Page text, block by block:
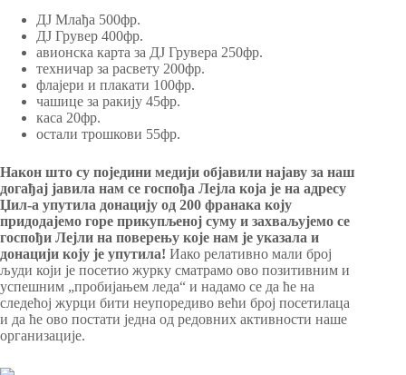
ДЈ Млађа 500фр.
ДЈ Грувер 400фр.
авионска карта за ДЈ Грувера 250фр.
техничар за расвету 200фр.
флајери и плакати 100фр.
чашице за ракију 45фр.
каса 20фр.
остали трошкови 55фр.
Након што су поједини медији објавили најаву за наш
догађај јавила нам се госпођа Лејла која је на адресу
Џил-а упутила донацију од 200 франака коју
придодајемо горе прикупљеној суму и захваљујемо се
госпођи Лејли на поверењу које нам је указала и
донацији коју је упутила! Иако релативно мали број
људи који је посетио журку сматрамо ово позитивним и
успешним „пробијањем леда“ и надамо се да ће на
следећој журци бити неупоредиво већи број посетилаца
и да ће ово постати једна од редовних активности наше
организације.